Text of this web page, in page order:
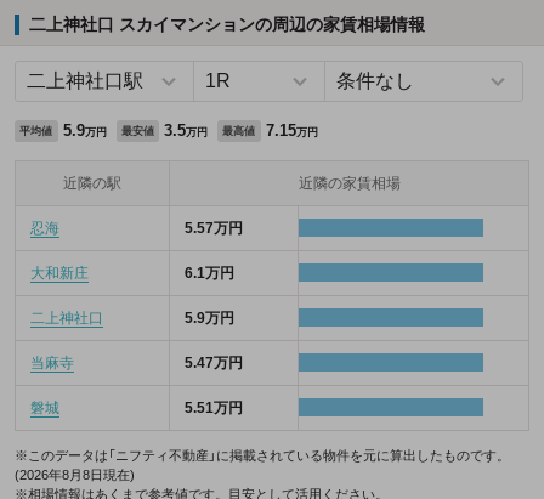
二上神社口 スカイマンションの周辺の家賃相場情報
平均値 5.9万円 最安値 3.5万円 最高値 7.15万円
近隣の駅 近隣の家賃相場
忍海 5.57万円
大和新庄 6.1万円
二上神社口 5.9万円
当麻寺 5.47万円
磐城 5.51万円
※このデータは「ニフティ不動産」に掲載されている物件を元に算出したものです。
(2026年8月8日現在)
※相場情報はあくまで参考値です。目安として活用ください。